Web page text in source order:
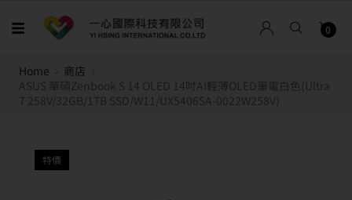
0
Home
商店
ASUS 華碩Zenbook S 14 OLED 14吋AI輕薄OLED筆電白色(Ultra
7 258V/32GB/1TB SSD/W11/UX5406SA-0022W258V)
特價